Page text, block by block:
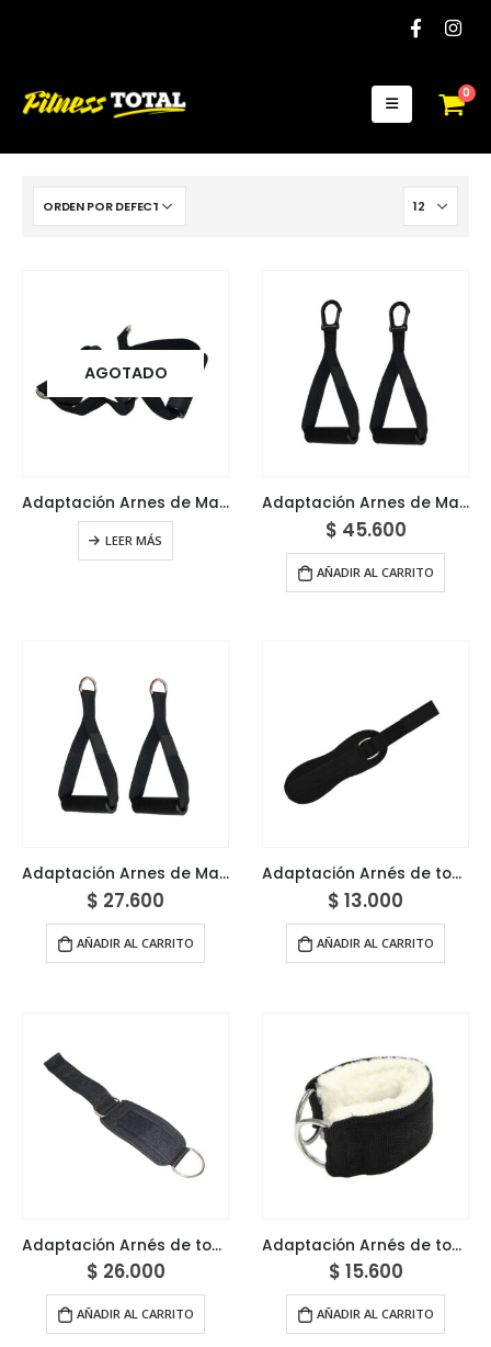
0
AGOTADO
Adaptación Arnes de Mano – Maniguetas
LEER MÁS
Adaptación Arnes de Mano – Maniguetas Profesional
$ 45.600
AÑADIR AL CARRITO
Adaptación Arnes de Mano – Maniguetas Semi profesional
$ 27.600
AÑADIR AL CARRITO
Adaptación Arnés de tobillo
$ 13.000
AÑADIR AL CARRITO
Adaptación Arnés de tobillo profesional 2
$ 26.000
AÑADIR AL CARRITO
Adaptación Arnés de tobillo profesional premium
$ 15.600
AÑADIR AL CARRITO